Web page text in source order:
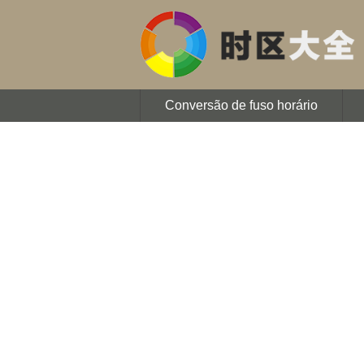
Conversão de fuso horário